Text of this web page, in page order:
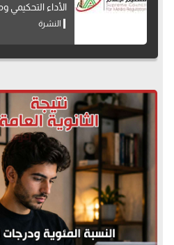
الأداء التحكيمي
بث البرامج
النشرة